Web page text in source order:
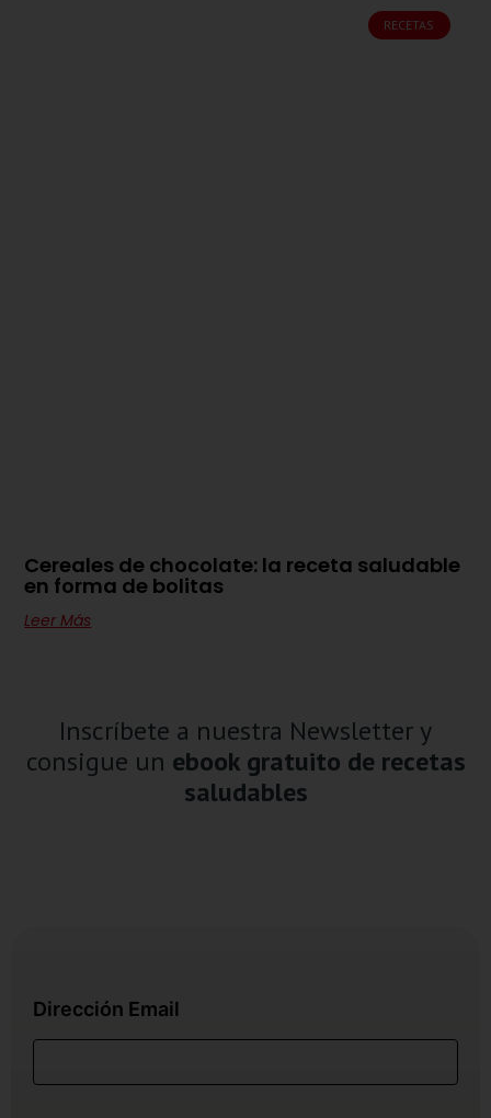
RECETAS
Cereales de chocolate: la receta saludable
en forma de bolitas
Leer Más
Inscríbete a nuestra Newsletter y
consigue un ebook gratuito de recetas
saludables
Dirección Email